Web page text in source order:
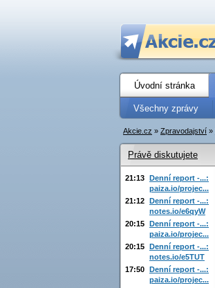
Úvodní stránka
Všechny zprávy
Akcie.cz » Zpravodajství »
Právě diskutujete
21:13 Denní report -...:
paiza.io/projec...
21:12 Denní report -...:
notes.io/e6qyW
20:15 Denní report -...:
paiza.io/projec...
20:15 Denní report -...:
notes.io/e5TUT
17:50 Denní report -...:
paiza.io/projec...